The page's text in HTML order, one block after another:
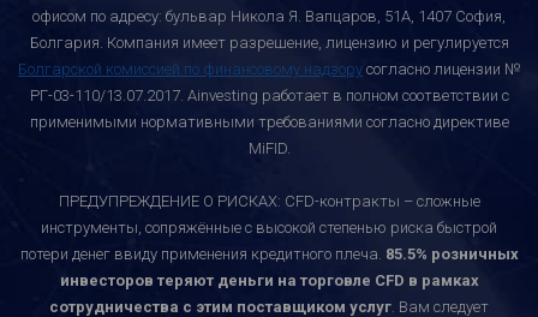
офисом по адресу: бульвар Никола Я. Вапцаров, 51A, 1407 София,
Болгария. Компания имеет разрешение, лицензию и регулируется
Болгарской комиссией по финансовому надзору согласно лицензии №
РГ-03-110/13.07.2017. Ainvesting работает в полном соответствии с
применимыми нормативными требованиями согласно директиве
MiFID.
ПРЕДУПРЕЖДЕНИЕ О РИСКАХ: CFD-контракты – сложные
инструменты, сопряжённые с высокой степенью риска быстрой
потери денег ввиду применения кредитного плеча. 85.5% розничных
инвесторов теряют деньги на торговле CFD в рамках
сотрудничества с этим поставщиком услуг. Вам следует